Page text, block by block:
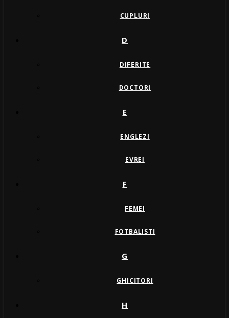
CUPLURI
D
DIFERITE
DOCTORI
E
ENGLEZI
EVREI
F
FEMEI
FOTBALISTI
G
GHICITORI
H